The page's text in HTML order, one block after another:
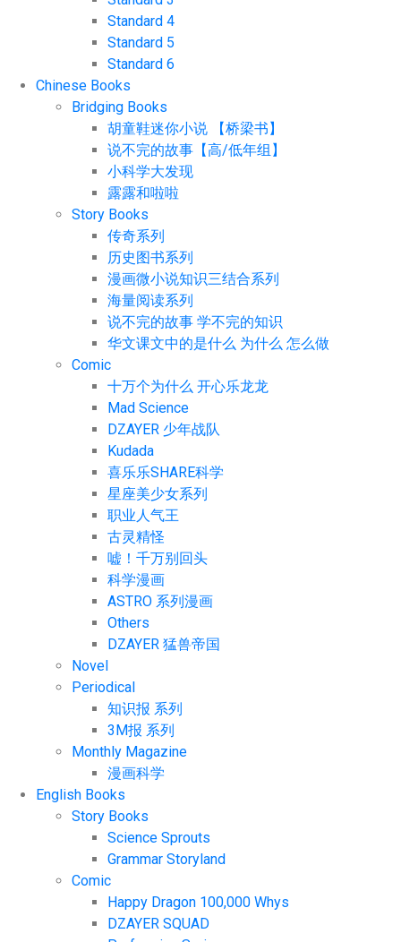
Standard 4
Standard 5
Standard 6
Chinese Books
Bridging Books
胡童鞋迷你小说 【桥梁书】
说不完的故事【高/低年组】
小科学大发现
露露和啦啦
Story Books
传奇系列
历史图书系列
漫画微小说知识三结合系列
海量阅读系列
说不完的故事 学不完的知识
华文课文中的是什么 为什么 怎么做
Comic
十万个为什么 开心乐龙龙
Mad Science
DZAYER 少年战队
Kudada
喜乐乐SHARE科学
星座美少女系列
职业人气王
古灵精怪
嘘！千万别回头
科学漫画
ASTRO 系列漫画
Others
DZAYER 猛兽帝国
Novel
Periodical
知识报 系列
3M报 系列
Monthly Magazine
漫画科学
English Books
Story Books
Science Sprouts
Grammar Storyland
Comic
Happy Dragon 100,000 Whys
DZAYER SQUAD